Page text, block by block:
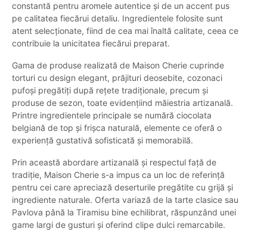
constantă pentru aromele autentice și de un accent pus
pe calitatea fiecărui detaliu. Ingredientele folosite sunt
atent selecționate, fiind de cea mai înaltă calitate, ceea ce
contribuie la unicitatea fiecărui preparat.
Gama de produse realizată de Maison Cherie cuprinde
torturi cu design elegant, prăjituri deosebite, cozonaci
pufoși pregătiți după rețete tradiționale, precum și
produse de sezon, toate evidențiind măiestria artizanală.
Printre ingredientele principale se numără ciocolata
belgiană de top și frișca naturală, elemente ce oferă o
experiență gustativă sofisticată și memorabilă.
Prin această abordare artizanală și respectul față de
tradiție, Maison Cherie s-a impus ca un loc de referință
pentru cei care apreciază deserturile pregătite cu grijă și
ingrediente naturale. Oferta variază de la tarte clasice sau
Pavlova până la Tiramisu bine echilibrat, răspunzând unei
game largi de gusturi și oferind clipe dulci remarcabile.